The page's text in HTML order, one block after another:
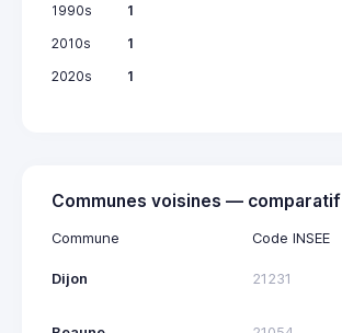
1990s
1
2010s
1
2020s
1
Communes voisines — comparatif
Commune Code INSEE
Dijon 21231